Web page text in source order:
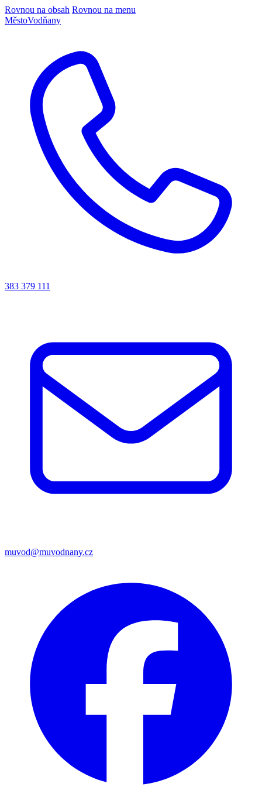
Rovnou na obsah Rovnou na menu
MěstoVodňany
383 379 111
muvod@muvodnany.cz